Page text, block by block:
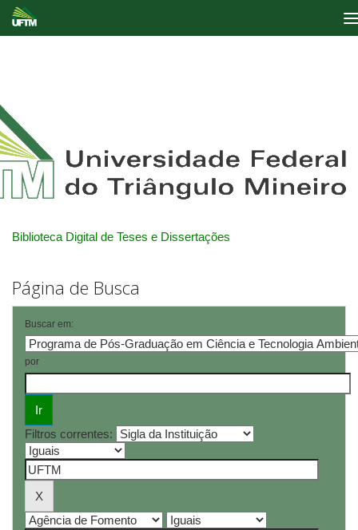
Biblioteca Digital de Teses e Dissertações
Página de Busca
Buscar em:
por
Filtros correntes: